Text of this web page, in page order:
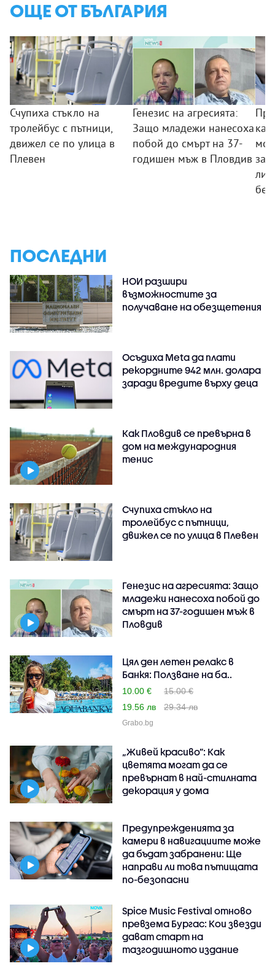
ОЩЕ ОТ БЪЛГАРИЯ
Счупиха стъкло на
тролейбус с пътници,
движел се по улица в
Плевен
Генезис на агресията:
Защо младежи нанесоха
побой до смърт на 37-
годишен мъж в Пловдив
ли
ПОСЛЕДНИ
НОИ разшири
възможностите за
получаване на обезщетения
Осъдиха Meta да плати
рекордните 942 млн. долара
заради вредите върху деца
Как Пловдив се превърна в
дом на международния
тенис
Счупиха стъкло на
тролейбус с пътници,
движел се по улица в Плевен
Генезис на агресията: Защо
младежи нанесоха побой до
смърт на 37-годишен мъж в
Пловдив
Цял ден летен релакс в
Банкя: Ползване на ба..
10.00 €
15.00 €
19.56 лв
29.34 лв
Grabo.bg
„Живей красиво”: Как
цветята могат да се
превърнат в най-стилната
декорация у дома
Предупрежденията за
камери в навигациите може
да бъдат забранени: Ще
направи ли това пътищата
по-безопасни
Spice Music Festival отново
превзема Бургас: Кои звезди
дават старт на
тазгодишното издание